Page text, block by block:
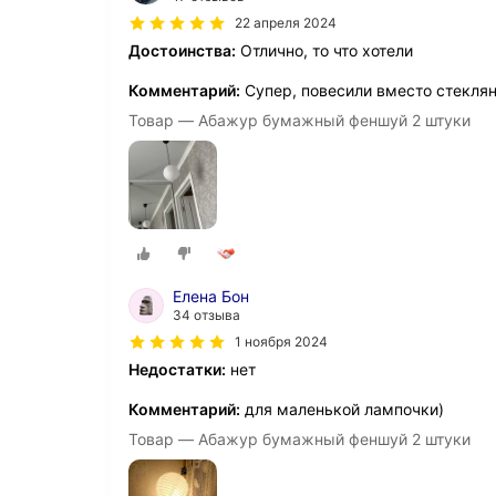
22 апреля 2024
Достоинства: Отлично, то что хотели
Комментарий: Супер, повесили вместо
Товар — Абажур бумажный феншуй 2 штуки
Елена Бон
34 отзыва
1 ноября 2024
Недостатки: нет
Комментарий: для маленькой лампочки)
Товар — Абажур бумажный феншуй 2 штуки